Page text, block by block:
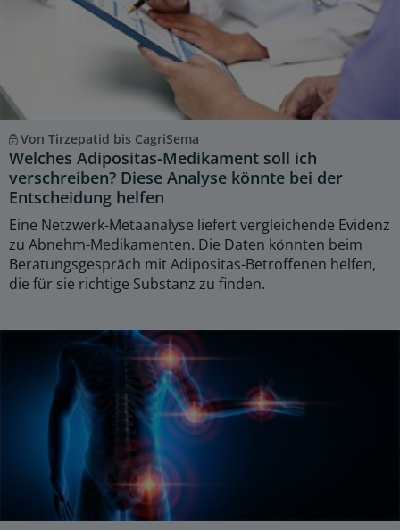
Von Tirzepatid bis CagriSema
Welches Adipositas-Medikament soll ich
verschreiben? Diese Analyse könnte bei der
Entscheidung helfen
Eine Netzwerk-Metaanalyse liefert vergleichende Evidenz
zu Abnehm-Medikamenten. Die Daten könnten beim
Beratungsgespräch mit Adipositas-Betroffenen helfen,
die für sie richtige Substanz zu finden.